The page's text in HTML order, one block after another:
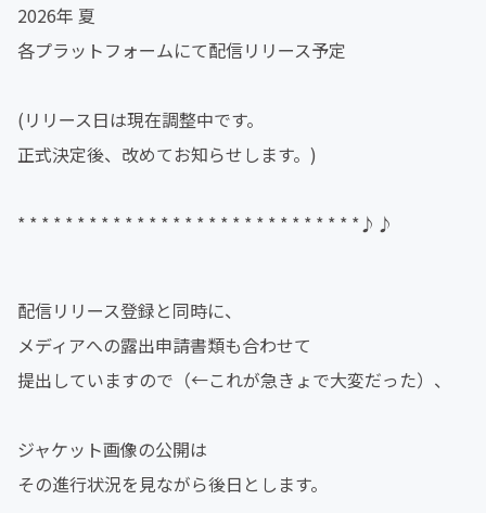
2026年 夏
各プラットフォームにて配信リリース予定
(リリース日は現在調整中です。
正式決定後、改めてお知らせします。)
* * * * * * * * * * * * * * * * * * * * * * * * * * * * *♪♪
配信リリース登録と同時に、
メディアへの露出申請書類も合わせて
提出していますので（←これが急きょで大変だった）、
ジャケット画像の公開は
その進行状況を見ながら後日とします。